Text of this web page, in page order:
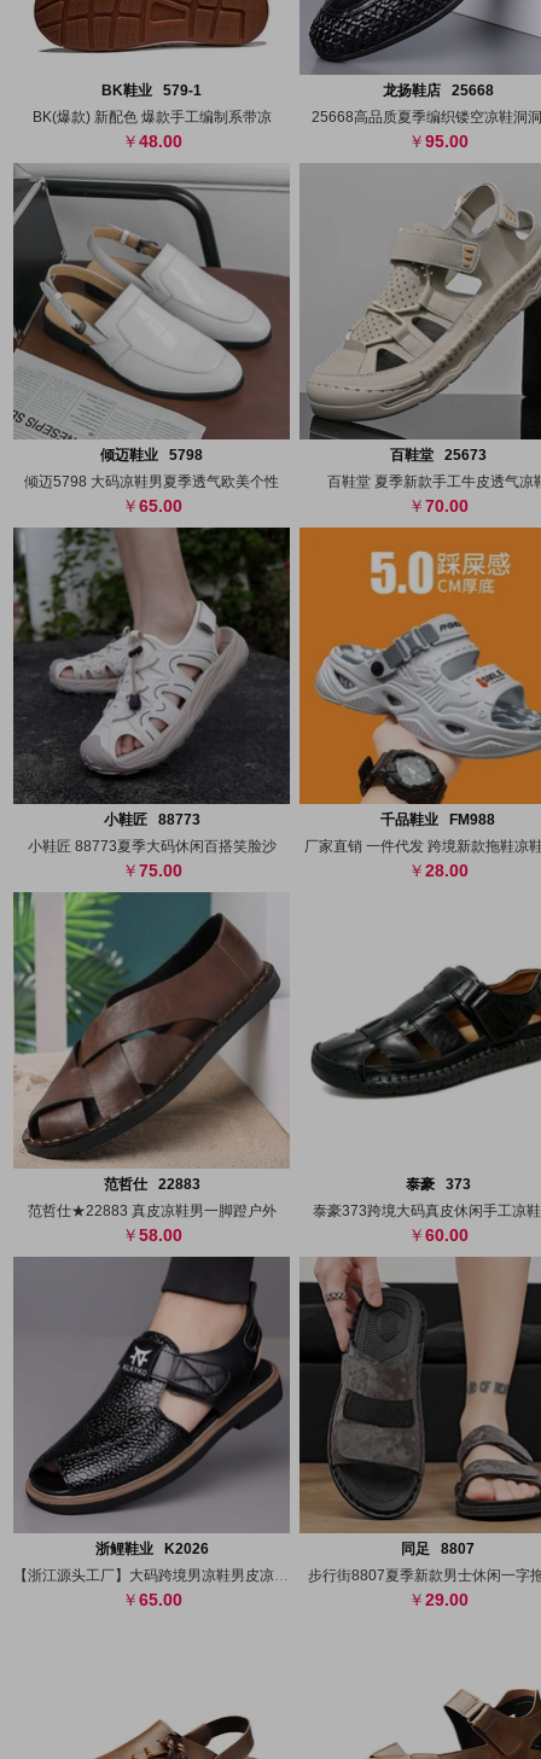
代发
BK鞋业 579-1
BK(爆款) 新配色 爆款手工编制系带凉
48.00
代发
龙扬鞋店 25668
25668高品质夏季编织镂空凉鞋洞
95.00
代发
倾迈鞋业 5798
倾迈5798 大码凉鞋男夏季透气欧美个性
65.00
代发
百鞋堂 25673
百鞋堂 夏季新款手工牛皮透气凉
70.00
代发
小鞋匠 88773
小鞋匠 88773夏季大码休闲百搭笑脸沙
75.00
代发
千品鞋业 FM988
厂家直销 一件代发 跨境新款拖鞋凉
28.00
代发
范哲仕 22883
范哲仕★22883 真皮凉鞋男一脚蹬户外
58.00
代发
泰豪 373
泰豪373跨境大码真皮休闲手工凉
60.00
代发
浙鲤鞋业 K2026
【浙江源头工厂】大码跨境男凉鞋男皮凉鞋洞
65.00
代发
同足 8807
步行街8807夏季新款男士休闲一字
29.00